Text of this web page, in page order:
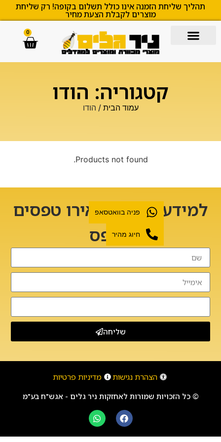
תהליך שליחת הזמנה אינו כולל תשלום בקופה! רק שליחת
מוצרים לקבלת הצעת מחיר
0
קטגוריה: הודו
עמוד הבית / הודו
Products not found.
למידע נוסף השאירו טפסים
בטופס
שליחה
הצהרת נגישות מדיניות פרטיות
© כל הזכויות שמורות לאחזקות ניר גלים - אגש"ח בע"מ
פניה בוואטסאפ
חיוג מהיר